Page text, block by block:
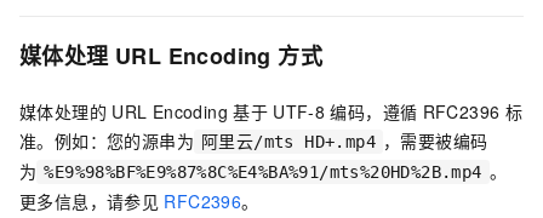
媒体处理 URL Encoding 方式
媒体处理的 URL Encoding 基于 UTF-8 编码，遵循 RFC2396 标
准。例如：您的源串为 阿里云/mts HD+.mp4 ，需要被编码
为 %E9%98%BF%E9%87%8C%E4%BA%91/mts%20HD%2B.mp4 。
更多信息，请参见 RFC2396。